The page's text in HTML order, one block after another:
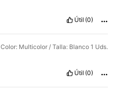
Útil (0)
Color: Multicolor / Talla: Blanco 1 Uds.
Útil (0)